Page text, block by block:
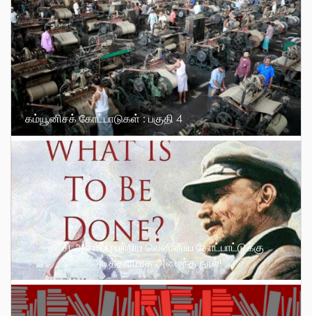
கம்யூனிசக் கோட்பாடுகள் : பகுதி 4
கட்சி அமைப்பு பற்றிய லெனினிய கோட்பாட்டுக்கு
அடித்தளமாக அமைந்த நூல்!